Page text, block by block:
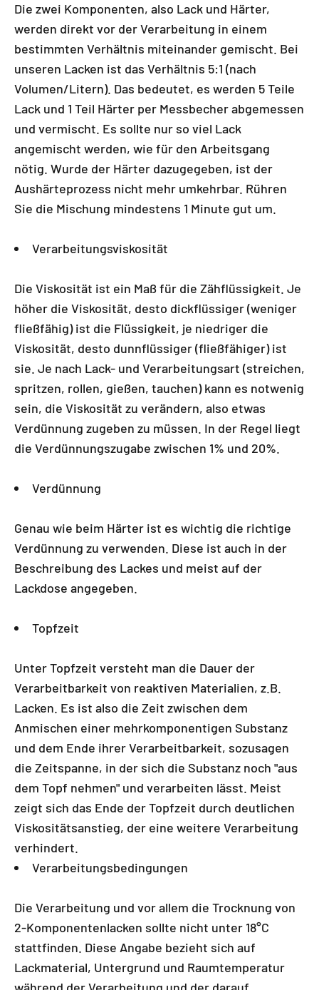
Die zwei Komponenten, also Lack und Härter,
werden direkt vor der Verarbeitung in einem
bestimmten Verhältnis miteinander gemischt. Bei
unseren Lacken ist das Verhältnis 5:1 (nach
Volumen/Litern). Das bedeutet, es werden 5 Teile
Lack und 1 Teil Härter per Messbecher abgemessen
und vermischt. Es sollte nur so viel Lack
angemischt werden, wie für den Arbeitsgang
nötig. Wurde der Härter dazugegeben, ist der
Aushärteprozess nicht mehr umkehrbar. Rühren
Sie die Mischung mindestens 1 Minute gut um.
Verarbeitungsviskosität
Die Viskosität ist ein Maß für die Zähflüssigkeit. Je
höher die Viskosität, desto dickflüssiger (weniger
fließfähig) ist die Flüssigkeit, je niedriger die
Viskosität, desto dunnflüssiger (fließfähiger) ist
sie. Je nach Lack- und Verarbeitungsart (streichen,
spritzen, rollen, gießen, tauchen) kann es notwenig
sein, die Viskosität zu verändern, also etwas
Verdünnung zugeben zu müssen. In der Regel liegt
die Verdünnungszugabe zwischen 1% und 20%.
Verdünnung
Genau wie beim Härter ist es wichtig die richtige
Verdünnung zu verwenden. Diese ist auch in der
Beschreibung des Lackes und meist auf der
Lackdose angegeben.
Topfzeit
Unter Topfzeit versteht man die Dauer der
Verarbeitbarkeit von reaktiven Materialien, z.B.
Lacken. Es ist also die Zeit zwischen dem
Anmischen einer mehrkomponentigen Substanz
und dem Ende ihrer Verarbeitbarkeit, sozusagen
die Zeitspanne, in der sich die Substanz noch "aus
dem Topf nehmen" und verarbeiten lässt. Meist
zeigt sich das Ende der Topfzeit durch deutlichen
Viskositätsanstieg, der eine weitere Verarbeitung
verhindert.
Verarbeitungsbedingungen
Die Verarbeitung und vor allem die Trocknung von
2-Komponentenlacken sollte nicht unter 18°C
stattfinden. Diese Angabe bezieht sich auf
Lackmaterial, Untergrund und Raumtemperatur